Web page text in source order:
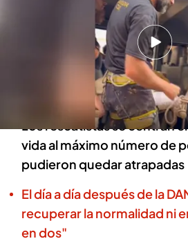
Redacción digital Noticias
05 NOV 2024 - 16:52h.
Numerosos vecinos
de ancianos durante la
puerta a puerta en los
Los rescatistas se centran
vida al máximo número de
pudieron quedar atrapadas
El día a día después de la
recuperar la normalidad ni
en dos"